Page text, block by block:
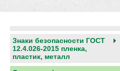
Знаки безопасности ГОСТ
12.4.026-2015 пленка,
пластик, металл